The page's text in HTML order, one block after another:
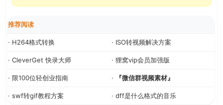
推荐阅读
· H264格式转换 · ISO转视频解决方案
· CleverGet 快录大师 · 狸窝vip会员加强版
· 限100位轻创业指南 · 『微信群视频素材』
· swf转gif教程方案 · dff是什么格式的音乐